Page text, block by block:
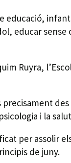
educació,
educar
Ruyra,
des
i la
per assolir
de juny.